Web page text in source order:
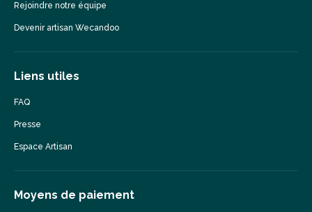
Rejoindre notre équipe
Devenir artisan Wecandoo
Liens utiles
FAQ
Presse
Espace Artisan
Moyens de paiement